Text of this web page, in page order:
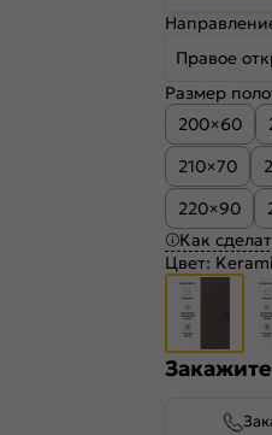
Правое
Размер
200×60
210×70
220×90
Как
Цвет: